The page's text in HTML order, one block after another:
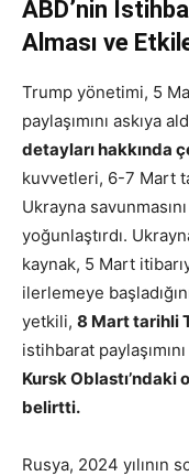
ABD’nin
Alması ve
Trump yönetimi, 5
paylaşımını askıya
detayları hakkında
kuvvetleri, 6-7 Mart
Ukrayna
yoğunlaştırdı.
kaynak, 5 Mart
ilerlemeye
yetkili, 8 Mart tarihli
istihbarat
Kursk
belirtti.
Rusya, 2024 yılının